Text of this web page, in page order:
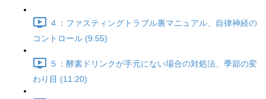
４：ファスティングトラブル裏マニュアル、自律神経の
コントロール (9:55)
５：酵素ドリンクが手元にない場合の対処法、季節の変
わり目 (11:20)